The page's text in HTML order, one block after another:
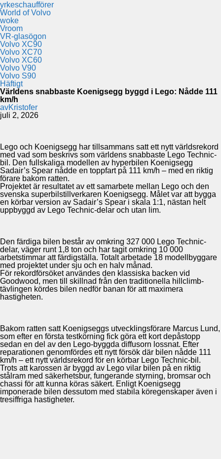
yrkeschaufförer
World of Volvo
woke
Vroom
VR-glasögon
Volvo XC90
Volvo XC70
Volvo XC60
Volvo V90
Volvo S90
Häftigt
Världens snabbaste Koenigsegg byggd i Lego: Nådde 111
km/h
avKristofer
juli 2, 2026
Lego och Koenigsegg har tillsammans satt ett nytt världsrekord
med vad som beskrivs som världens snabbaste Lego Technic-
bil. Den fullskaliga modellen av hyperbilen Koenigsegg
Sadair’s Spear nådde en toppfart på 111 km/h – med en riktig
förare bakom ratten.
Projektet är resultatet av ett samarbete mellan Lego och den
svenska superbilstillverkaren Koenigsegg. Målet var att bygga
en körbar version av Sadair’s Spear i skala 1:1, nästan helt
uppbyggd av Lego Technic-delar och utan lim.
Den färdiga bilen består av omkring 327 000 Lego Technic-
delar, väger runt 1,8 ton och har tagit omkring 10 000
arbetstimmar att färdigställa. Totalt arbetade 18 modellbyggare
med projektet under sju och en halv månad.
För rekordförsöket användes den klassiska backen vid
Goodwood, men till skillnad från den traditionella hillclimb-
tävlingen kördes bilen nedför banan för att maximera
hastigheten.
Bakom ratten satt Koenigseggs utvecklingsförare Marcus Lund,
som efter en första testkörning fick göra ett kort depåstopp
sedan en del av den Lego-byggda diffusorn lossnat. Efter
reparationen genomfördes ett nytt försök där bilen nådde 111
km/h – ett nytt världsrekord för en körbar Lego Technic-bil.
Trots att karossen är byggd av Lego vilar bilen på en riktig
stålram med säkerhetsbur, fungerande styrning, bromsar och
chassi för att kunna köras säkert. Enligt Koenigsegg
imponerade bilen dessutom med stabila köregenskaper även i
tresiffriga hastigheter.